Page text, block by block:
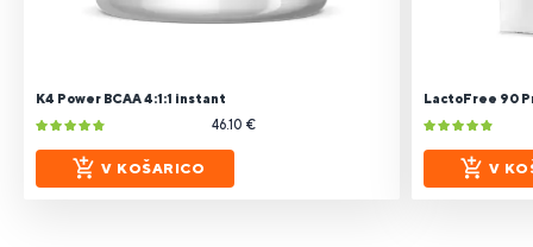
K4 Power BCAA 4:1:1 instant
46.10 €
V KOŠARICO
LactoFree 90
V